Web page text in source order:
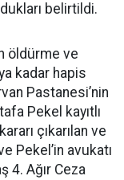
belirtildi.
öldürme ve
kadar hapis
Pastanesi’nin
Pekel kayıtlı
çıkarılan ve
Pekel’in avukatı
4. Ağır Ceza